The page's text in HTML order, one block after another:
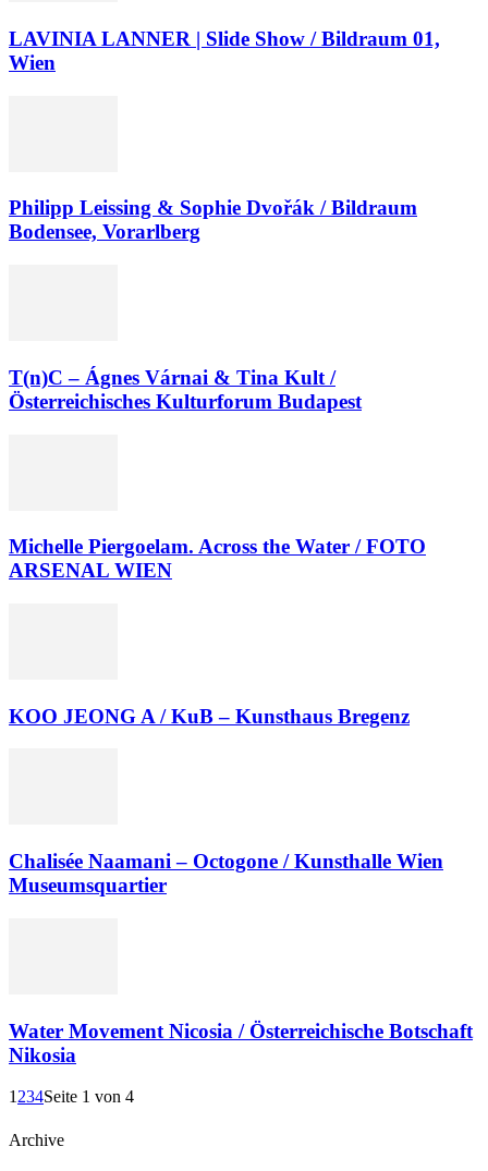
LAVINIA LANNER | Slide Show / Bildraum 01,
Wien
Philipp Leissing & Sophie Dvořák / Bildraum
Bodensee, Vorarlberg
T(n)C – Ágnes Várnai & Tina Kult /
Österreichisches Kulturforum Budapest
Michelle Piergoelam. Across the Water / FOTO
ARSENAL WIEN
KOO JEONG A / KuB – Kunsthaus Bregenz
Chalisée Naamani – Octogone / Kunsthalle Wien
Museumsquartier
Water Movement Nicosia / Österreichische Botschaft
Nikosia
1 234Seite 1 von 4
Archive